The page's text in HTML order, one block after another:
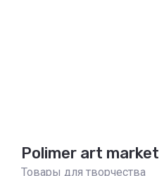
Polimer art market
Товары для творчества